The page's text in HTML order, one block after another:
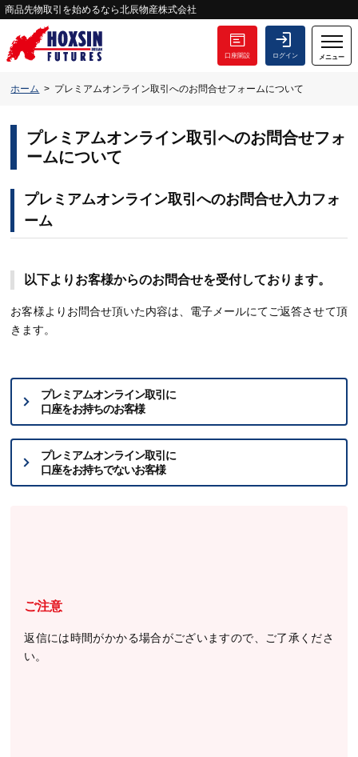
商品先物取引を始めるなら北辰物産株式会社
口座開設 ログイン メニュー
ホーム プレミアムオンライン取引へのお問合せフォームについて
プレミアムオンライン取引へのお問合せフォ
ームについて
プレミアムオンライン取引へのお問合せ入力フォ
ーム
以下よりお客様からのお問合せを受付しております。
お客様よりお問合せ頂いた内容は、電子メールにてご返答させて頂
きます。
プレミアムオンライン取引に
口座をお持ちのお客様
プレミアムオンライン取引に
口座をお持ちでないお客様
ご注意
返信には時間がかかる場合がございますので、ご了承くださ
い。